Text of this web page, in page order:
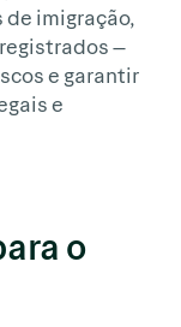
imigração,
—
e garantir
e
o